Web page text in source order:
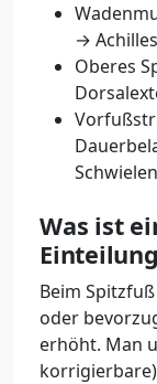
→
Oberes
Schwielen
Was ist
Einteilung
Beim
oder
erhöht. Man